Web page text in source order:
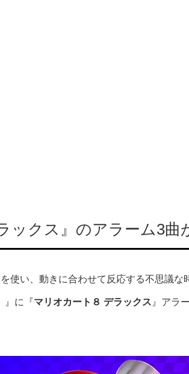
ックス』のアラーム3曲
を使い、動きに合わせて反応する不思議な
』に『マリオカート８ デラックス 』アラ